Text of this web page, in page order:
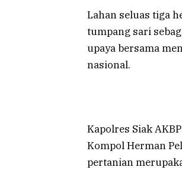
Lahan seluas tiga
tumpang sari
upaya bersama
nasional.
Kapolres Siak
Kompol Herman
pertanian